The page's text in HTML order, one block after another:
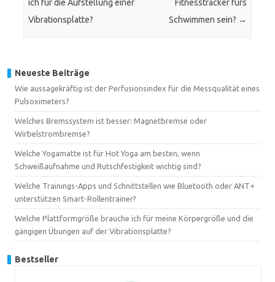
ich für die Aufstellung einer
Vibrationsplatte?
Fitnesstracker fürs
Schwimmen sein? →
Neueste Beiträge
Wie aussagekräftig ist der Perfusionsindex für die Messqualität eines
Pulsoximeters?
Welches Bremssystem ist besser: Magnetbremse oder
Wirbelstrombremse?
Welche Yogamatte ist für Hot Yoga am besten, wenn
Schweißaufnahme und Rutschfestigkeit wichtig sind?
Welche Trainings-Apps und Schnittstellen wie Bluetooth oder ANT+
unterstützen Smart-Rollentrainer?
Welche Plattformgröße brauche ich für meine Körpergröße und die
gängigen Übungen auf der Vibrationsplatte?
Bestseller